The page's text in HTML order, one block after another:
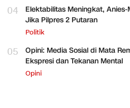
04
Elektabilitas Meningkat,
Jika Pilpres 2 Putaran
Politik
05
Opini: Media Sosial di Mata
Ekspresi dan Tekanan Mental
Opini